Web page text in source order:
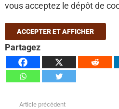
vous acceptez le dépôt de
ACCEPTER ET AFFICHER
Partagez
Article précédent